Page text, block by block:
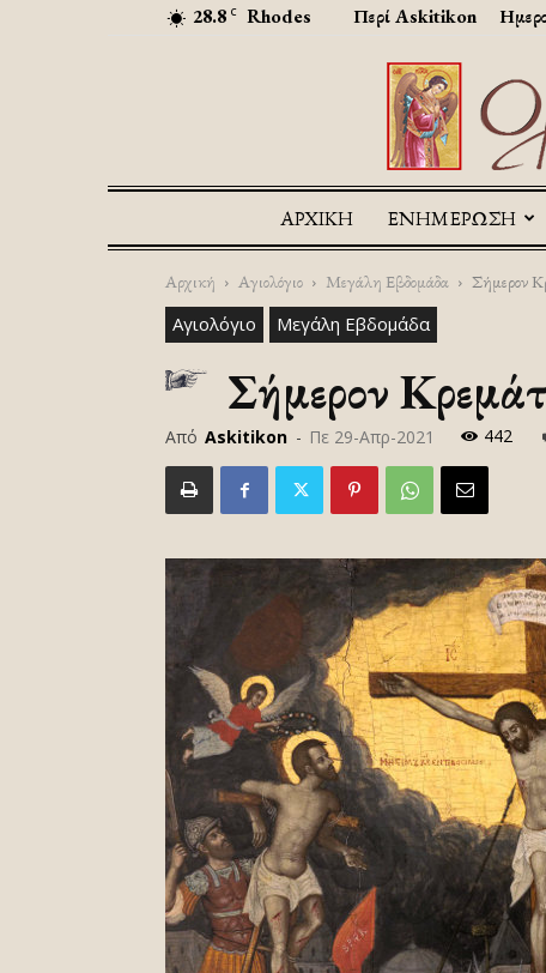
28.8 C Rhodes Περί Askitikon
ΑΡΧΙΚΉ ΕΝΗΜΕΡΩΣΗ
Αρχική Αγιολόγιο Μεγάλη Εβδομάδα Σήμερον
Αγιολόγιο Μεγάλη Εβδομάδα
Σήμερον
Από Askitikon - Πε 29-Απρ-2021 442